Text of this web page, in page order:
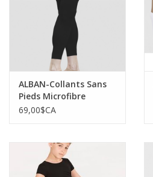
ALBAN-Collants Sans
Pieds Microfibre
Garçon Gousset
69,00$CA